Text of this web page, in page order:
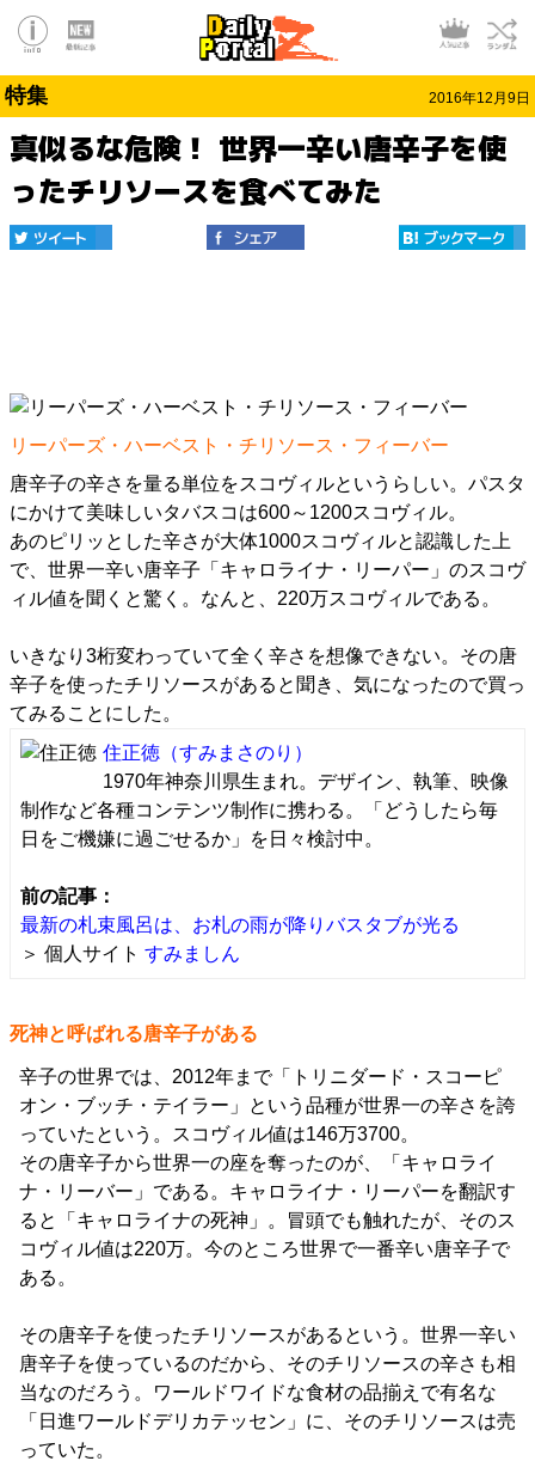
特集 2016年12月9日
真似るな危険！ 世界一辛い唐辛子を使
ったチリソースを食べてみた
リーパーズ・ハーベスト・チリソース・フィーバー
唐辛子の辛さを量る単位をスコヴィルというらしい。パスタ
にかけて美味しいタバスコは600～1200スコヴィル。
あのピリッとした辛さが大体1000スコヴィルと認識した上
で、世界一辛い唐辛子「キャロライナ・リーパー」のスコヴ
ィル値を聞くと驚く。なんと、220万スコヴィルである。
いきなり3桁変わっていて全く辛さを想像できない。その唐
辛子を使ったチリソースがあると聞き、気になったので買っ
てみることにした。
住正徳 （すみまさのり）
1970年神奈川県生まれ。デザイン、執筆、映像
制作など各種コンテンツ制作に携わる。「どうしたら毎
日をご機嫌に過ごせるか」を日々検討中。
前の記事：
最新の札束風呂は、お札の雨が降りバスタブが光る
＞ 個人サイト すみましん
死神と呼ばれる唐辛子がある
辛子の世界では、2012年まで「トリニダード・スコーピ
オン・ブッチ・テイラー」という品種が世界一の辛さを誇
っていたという。スコヴィル値は146万3700。
その唐辛子から世界一の座を奪ったのが、「キャロライ
ナ・リーバー」である。キャロライナ・リーパーを翻訳す
ると「キャロライナの死神」。冒頭でも触れたが、そのス
コヴィル値は220万。今のところ世界で一番辛い唐辛子で
ある。
その唐辛子を使ったチリソースがあるという。世界一辛い
唐辛子を使っているのだから、そのチリソースの辛さも相
当なのだろう。ワールドワイドな食材の品揃えで有名な
「日進ワールドデリカテッセン」に、そのチリソースは売
っていた。